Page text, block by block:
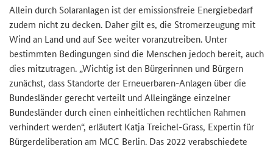
Allein durch Solaranlagen ist der emissionsfreie Energiebedarf
zudem nicht zu decken. Daher gilt es, die Stromerzeugung mit
Wind an Land und auf See weiter voranzutreiben. Unter
bestimmten Bedingungen sind die Menschen jedoch bereit, auch
dies mitzutragen. „Wichtig ist den Bürgerinnen und Bürgern
zunächst, dass Standorte der Erneuerbaren-Anlagen über die
Bundesländer gerecht verteilt und Alleingänge einzelner
Bundesländer durch einen einheitlichen rechtlichen Rahmen
verhindert werden“, erläutert Katja Treichel-Grass, Expertin für
Bürgerdeliberation am MCC Berlin. Das 2022 verabschiedete